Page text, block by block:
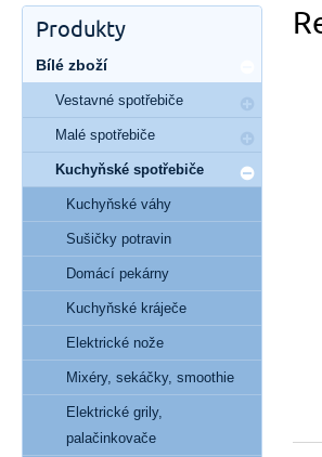
Produkty
Bílé zboží
Vestavné spotřebiče
Malé spotřebiče
Kuchyňské spotřebiče
Kuchyňské váhy
Sušičky potravin
Domácí pekárny
Kuchyňské kráječe
Elektrické nože
Mixéry, sekáčky, smoothie
Elektrické grily,
palačinkovače